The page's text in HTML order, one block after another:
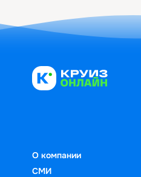
О компании
СМИ